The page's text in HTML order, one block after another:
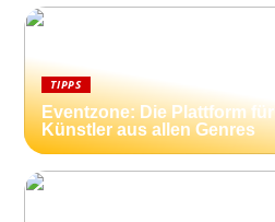
TIPPS
Eventzone: Die Plattform für
Künstler aus allen Genres